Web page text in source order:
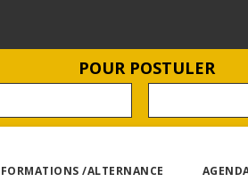
POUR POSTULER
/ALTERNANCE